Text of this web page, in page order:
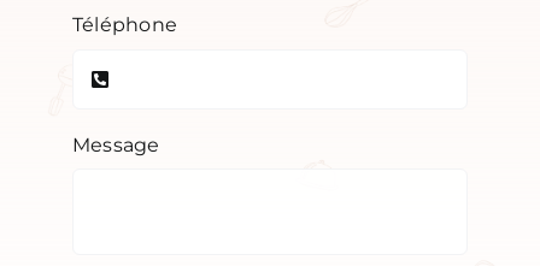
Téléphone
Message